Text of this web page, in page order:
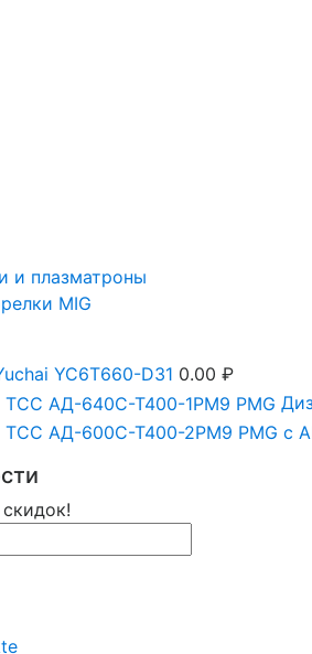
и плазматроны
MIG
YC6T660-D31 0.00 ₽